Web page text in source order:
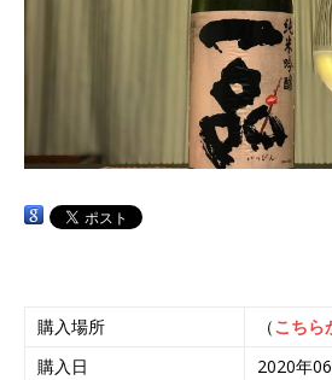
購入場所 （こちら
購入日
2020年